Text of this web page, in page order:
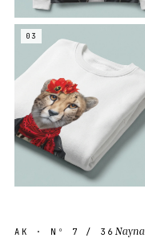
03
AK · Nº 7 / 36Nayna